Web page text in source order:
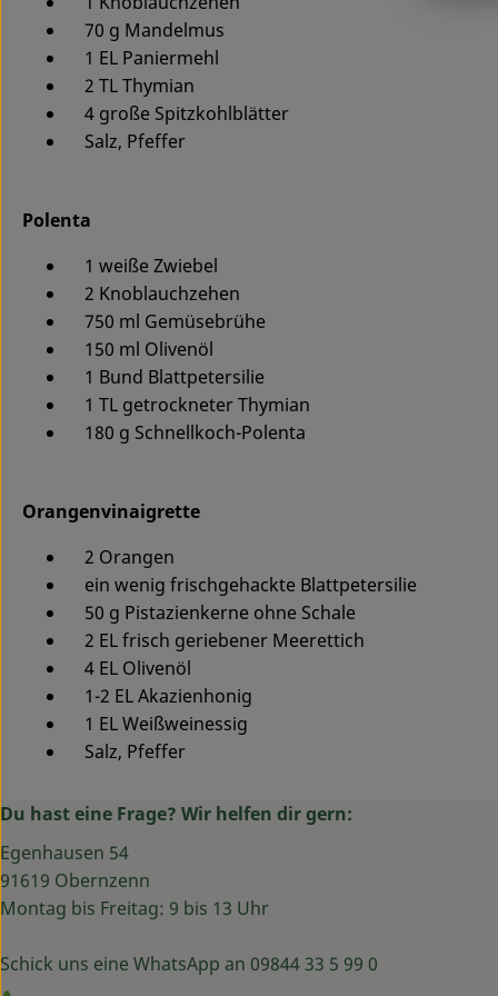
70 g Mandelmus
1 EL Paniermehl
2 TL Thymian
4 große Spitzkohlblätter
Salz, Pfeffer
Polenta
1 weiße Zwiebel
2 Knoblauchzehen
750 ml Gemüsebrühe
150 ml Olivenöl
1 Bund Blattpetersilie
1 TL getrockneter Thymian
180 g Schnellkoch-Polenta
Orangenvinaigrette
2 Orangen
ein wenig frischgehackte Blattpetersilie
50 g Pistazienkerne ohne Schale
2 EL frisch geriebener Meerettich
4 EL Olivenöl
1-2 EL Akazienhonig
1 EL Weißweinessig
Salz, Pfeffer
Du hast eine Frage? Wir helfen dir gern:
Egenhausen 54
91619 Obernzenn
Montag bis Freitag: 9 bis 13 Uhr
Schick uns eine WhatsApp an 09844 33 5 99 0